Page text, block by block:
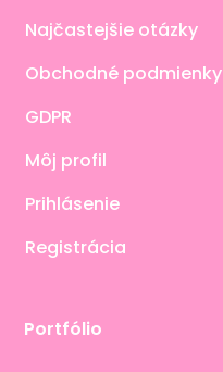
Najčastejšie otázky
Obchodné podmienky
GDPR
Môj profil
Prihlásenie
Registrácia
Portfólio